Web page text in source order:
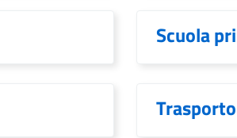
Scuola
Trasporto